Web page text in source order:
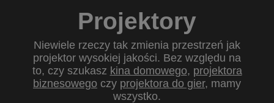
Projektory
Niewiele rzeczy tak zmienia przestrzeń jak
projektor wysokiej jakości. Bez względu na
to, czy szukasz kina domowego, projektora
biznesowego czy projektora do gier, mamy
wszystko.